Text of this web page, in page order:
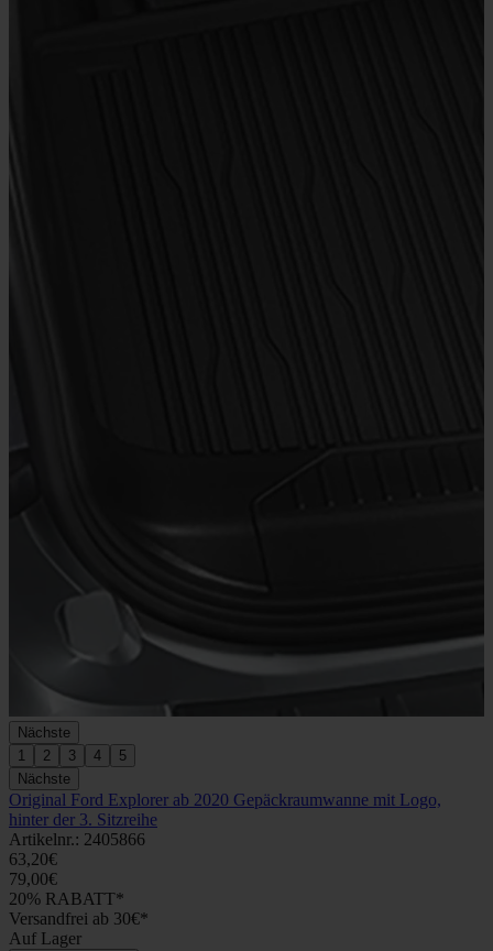
Nächste
1
2 3 4
5
Nächste
Original Ford Explorer ab 2020 Gepäckraumwanne mit Logo,
hinter der 3. Sitzreihe
Artikelnr.: 2405866
63,20€
79,00€
20% RABATT*
Versandfrei ab 30€*
Auf Lager